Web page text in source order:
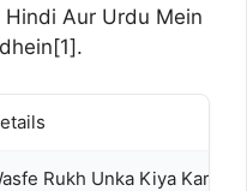
Hindi Aur Urdu Mein
1].
Rukh Unka Kiya Karte